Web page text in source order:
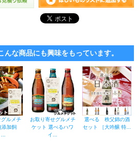
な商品にも興味をもっています。
ルメチ
添加飼
お取り寄せグルメチ
ケット 選べるハワ
イ...
選べる 秩父錦の酒
セット ［大吟醸 特...